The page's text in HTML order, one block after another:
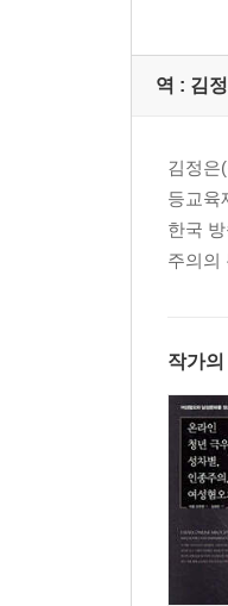
역 : 김
김정은
등교육
한국
주의의
작가